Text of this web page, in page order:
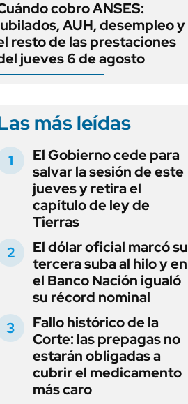
cobro ANSES:
AUH, desempleo y
resto de las prestaciones
jueves 6 de agosto
más leídas
El Gobierno cede para
salvar la sesión de este
jueves y retira el
capítulo de ley de
Tierras
El dólar oficial marcó su
tercera suba al hilo y en
el Banco Nación igualó
su récord nominal
Fallo histórico de la
Corte: las prepagas no
estarán obligadas a
cubrir el medicamento
más caro